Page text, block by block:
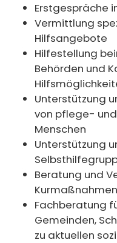
Erstgespräche
Vermittlung
Hilfsangebote
Hilfestellung
Behörden und
Unterstützung
von pflege-
Menschen
Unterstützung
Beratung und
Kurmaßnahmen
Fachberatung
Gemeinden,
zu aktuellen